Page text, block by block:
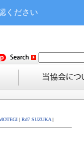
ください
| Rd7 SUZUKA |